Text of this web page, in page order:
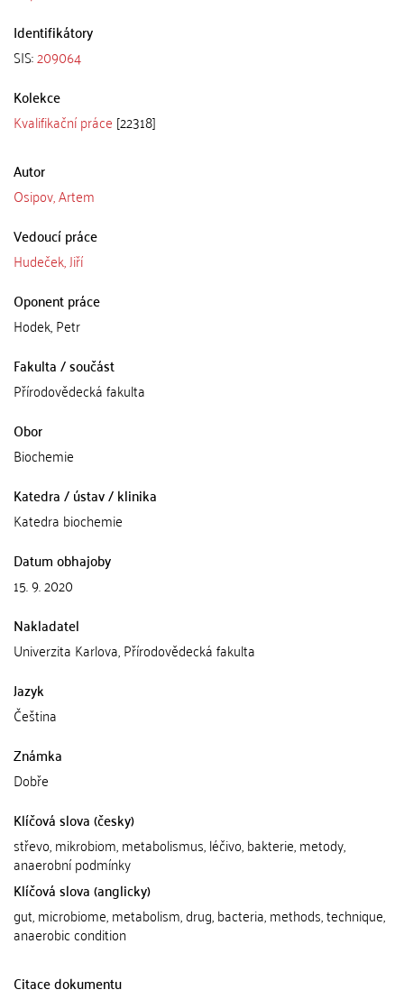
Identifikátory
SIS:209064
Kolekce
Kvalifikační práce [22318]
Autor
Osipov, Artem
Vedoucí práce
Hudeček, Jiří
Oponent práce
Hodek, Petr
Fakulta / součást
Přírodovědecká fakulta
Obor
Biochemie
Katedra / ústav / klinika
Katedra biochemie
Datum obhajoby
15. 9. 2020
Nakladatel
Univerzita Karlova, Přírodovědecká fakulta
Jazyk
Čeština
Známka
Dobře
Klíčová slova (česky)
střevo, mikrobiom, metabolismus, léčivo, bakterie, metody,
anaerobní podmínky
Klíčová slova (anglicky)
gut, microbiome, metabolism, drug, bacteria, methods, technique,
anaerobic condition
Citace dokumentu